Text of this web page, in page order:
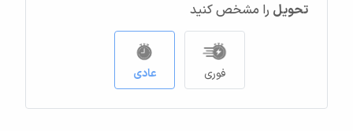
تحویل را مشخص کنید
فوری عادی